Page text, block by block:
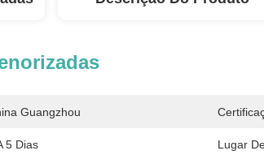
Guangzhou
5 Dias Lugar